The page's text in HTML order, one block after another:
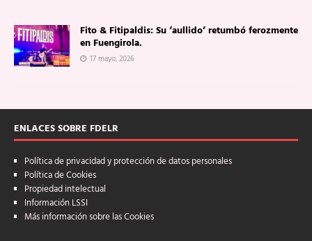
Fito & Fitipaldis: Su ‘aullido’ retumbó ferozmente
en Fuengirola.
17 mayo, 2026
ENLACES SOBRE FDELR
Política de privacidad y protección de datos personales
Política de Cookies
Propiedad intelectual
Información LSSI
Más información sobre las Cookies